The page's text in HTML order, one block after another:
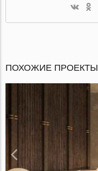
ПОХОЖИЕ ПРОЕКТЫ